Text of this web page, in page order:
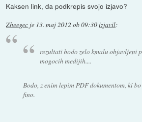
Kaksen link, da podkrepis svojo izjavo?
Zheegec je 13. maj 2012 ob 09:30izjavil:
rezultati bodo zelo kmalu objavljeni
mogocih medijih....
Bodo, z enim lepim PDF dokumentom, ki
fino.